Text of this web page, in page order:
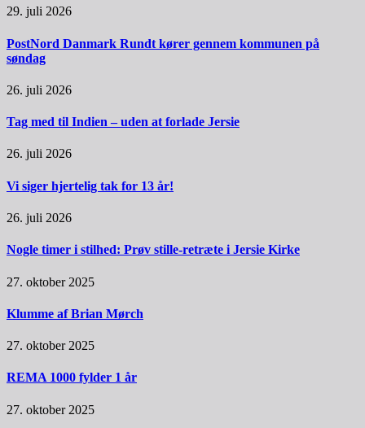
29. juli 2026
PostNord Danmark Rundt kører gennem kommunen på
søndag
26. juli 2026
Tag med til Indien – uden at forlade Jersie
26. juli 2026
Vi siger hjertelig tak for 13 år!
26. juli 2026
Nogle timer i stilhed: Prøv stille-retræte i Jersie Kirke
27. oktober 2025
Klumme af Brian Mørch
27. oktober 2025
REMA 1000 fylder 1 år
27. oktober 2025